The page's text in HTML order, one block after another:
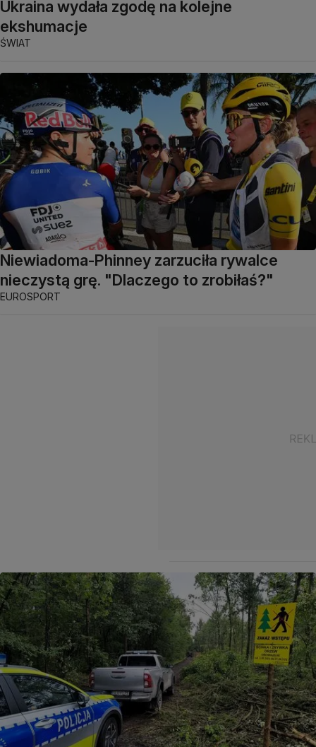
Ukraina wydała zgodę na kolejne
ekshumacje
ŚWIAT
Niewiadoma-Phinney zarzuciła rywalce
nieczystą grę. "Dlaczego to zrobiłaś?"
EUROSPORT